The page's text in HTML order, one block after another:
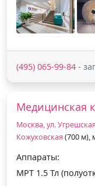
(495) 065-99-84 -
Медицинская
Москва, ул.
Кожуховская (700 м),
Аппараты:
МРТ 1.5 Тл